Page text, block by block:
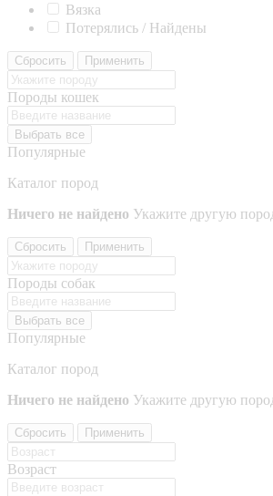
Вязка
Потерялись / Найдены
Сбросить Применить
Породы кошек
Выбрать все
Популярные
Каталог пород
Ничего не найдено Укажите другую
Сбросить Применить
Породы собак
Выбрать все
Популярные
Каталог пород
Ничего не найдено Укажите другую
Сбросить Применить
Возраст